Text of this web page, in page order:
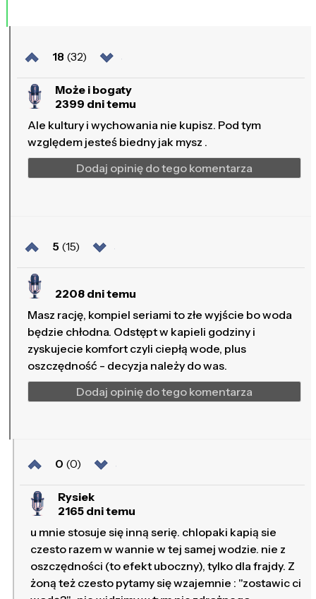
18 (32)
Może i bogaty
2399 dni temu
Ale kultury i wychowania nie kupisz. Pod tym
względem jesteś biedny jak mysz .
Dodaj opinię do tego komentarza
5 (15)
2208 dni temu
Masz rację, kompiel seriami to złe wyjście bo woda
będzie chłodna. Odstępt w kapieli godziny i
zyskujecie komfort czyli ciepłą wode, plus
oszczędność - decyzja należy do was.
Dodaj opinię do tego komentarza
0 (0)
Rysiek
2165 dni temu
u mnie stosuje się inną serię. chlopaki kapią sie
czesto razem w wannie w tej samej wodzie. nie z
oszczędności (to efekt uboczny), tylko dla frajdy. Z
żoną też czesto pytamy się wzajemnie : "zostawic ci